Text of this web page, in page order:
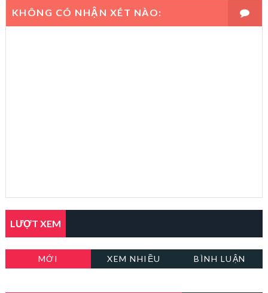
KHÔNG CÓ NHẬN XÉT NÀO:
LƯỢT XEM
MỚI XEM NHIỀU BÌNH LUẬN